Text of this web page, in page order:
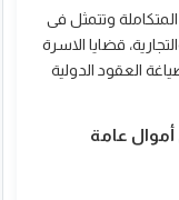
وتتمثل فى
قضايا الاسرة
العقود الدولية
عامة